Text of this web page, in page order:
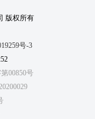
版权所有
号-3
00850号